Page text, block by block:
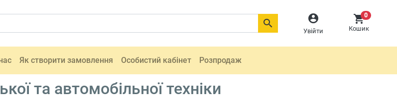

Увійти
0
Кошик

Як створити замовлення Особистий кабінет Розпродаж
та автомобільної техніки